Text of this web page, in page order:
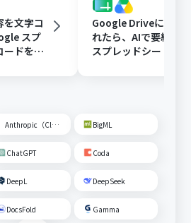
を文字コ
スプ
ードを追
Google Driveに文書
れたら、AIで要約し
スプレッドシートの
Anthropic（Claude） BigML
ChatGPT Coda
DeepL DeepSeek
DocsFold Gamma